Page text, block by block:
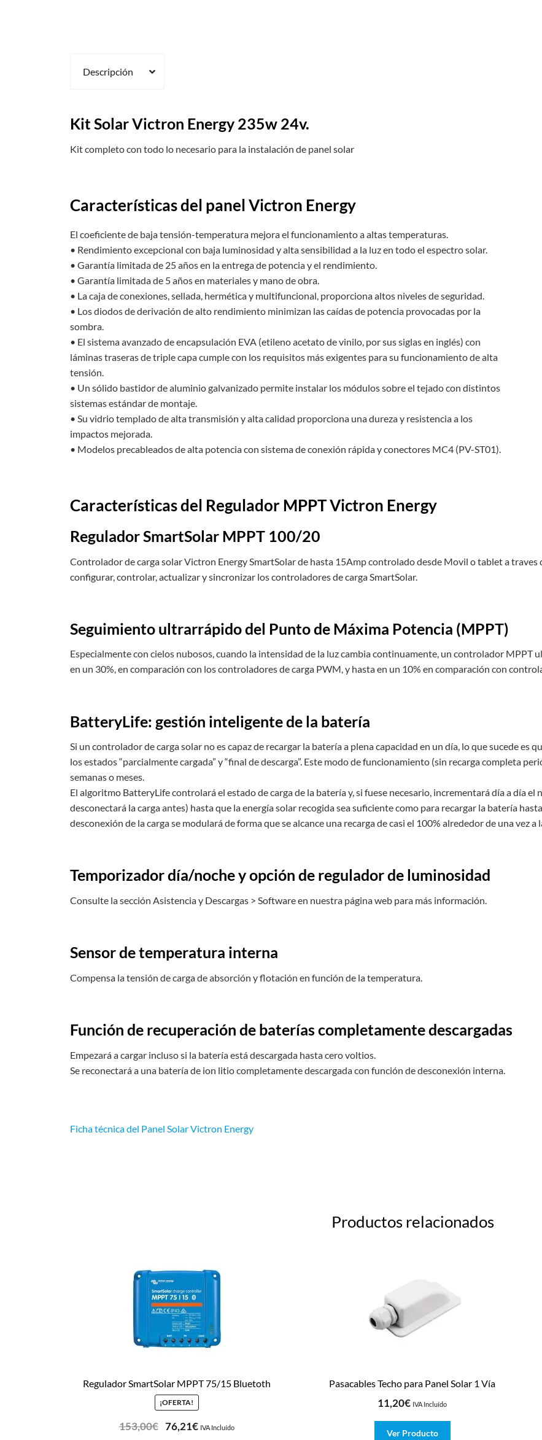
Descripción
Kit Solar Victron Energy 235w 24v.
Kit completo con todo lo necesario para la instalación de panel solar
Característicasdel panel Victron Energy
El coeficiente de baja tensión-temperatura mejora el funcionamiento a altas temperaturas.
• Rendimiento excepcional con baja luminosidad y alta sensibilidad a la luz en todo el espectro solar.
• Garantía limitada de 25 años en la entrega de potencia y el rendimiento.
• Garantía limitada de 5 años en materiales y mano de obra.
• La caja de conexiones, sellada, hermética y multifuncional, proporciona altos niveles de seguridad.
• Los diodos de derivación de alto rendimiento minimizan las caídas de potencia provocadas por la
sombra.
• El sistema avanzado de encapsulación EVA (etileno acetato de vinilo, por sus siglas en inglés) con
láminas traseras de triple capa cumple con los requisitos más exigentes para su funcionamiento de alta
tensión.
• Un sólido bastidor de aluminio galvanizado permite instalar los módulos sobre el tejado con distintos
sistemas estándar de montaje.
• Su vidrio templado de alta transmisión y alta calidad proporciona una dureza y resistencia a los
impactos mejorada.
• Modelos precableados de alta potencia con sistema de conexión rápida y conectores MC4 (PV-ST01).
Características del Regulador MPPT Victron Energy
Regulador SmartSolar MPPT 100/20
Controlador de carga solar Victron Energy SmartSolar de hasta 15Amp controlado desde Movil o tablet a
configurar, controlar, actualizar y sincronizar los controladores de carga SmartSolar.
Seguimiento ultrarrápido del Punto de Máxima Potencia (MPPT)
Especialmente con cielos nubosos, cuando la intensidad de la luz cambia continuamente, un controlador MPPT
en un 30%, en comparación con los controladores de carga PWM, y hasta en un 10% en comparación con
BatteryLife: gestión inteligente de la batería
Si un controlador de carga solar no es capaz de recargar la batería a plena capacidad en un día, lo que sucede es
los estados “parcialmente cargada” y “final de descarga”. Este modo de funcionamiento (sin recarga completa
semanas o meses.
El algoritmo BatteryLife controlará el estado de carga de la batería y, si fuese necesario, incrementará día a día el
desconectará la carga antes) hasta que la energía solar recogida sea suficiente como para recargar la batería
desconexión de la carga se modulará de forma que se alcance una recarga de casi el 100% alrededor de una vez a
Temporizador día/noche y opción de regulador de luminosidad
Consulte la sección Asistencia y Descargas > Software en nuestra página web para más información.
Sensor de temperatura interna
Compensa la tensión de carga de absorción y flotación en función de la temperatura.
Función de recuperación de baterías completamente descargadas
Empezará a cargar incluso si la batería está descargada hasta cero voltios.
Se reconectará a una batería de ion litio completamente descargada con función de desconexión interna.
Ficha técnica del Panel Solar Victron Energy
Productos relacionados
Regulador SmartSolar MPPT 75/15 Bluetoth
¡OFERTA!
153,00€ 76,21€ IVA Incluído
Pasacables Techo para Panel Solar 1 Vía
11,20€ IVA Incluído
Ver Producto